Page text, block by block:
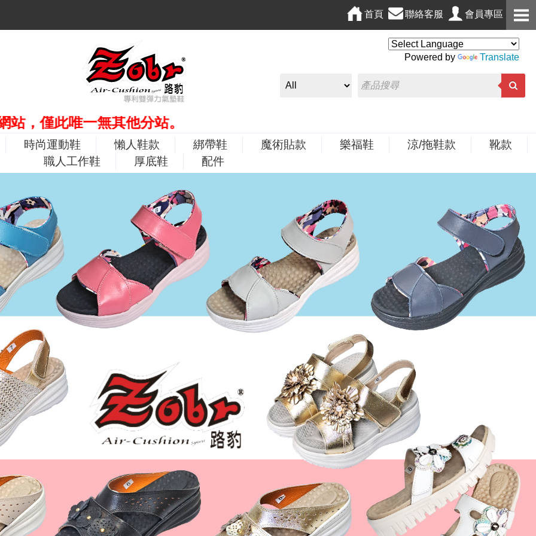
會員專區
聯絡客服
首頁
Powered by Translate
唯一無其他分站。
時尚運動鞋 懶人鞋款 綁帶鞋 魔術貼款 樂福鞋 涼/拖鞋款
靴款
職人工作鞋
厚底鞋 配件
t